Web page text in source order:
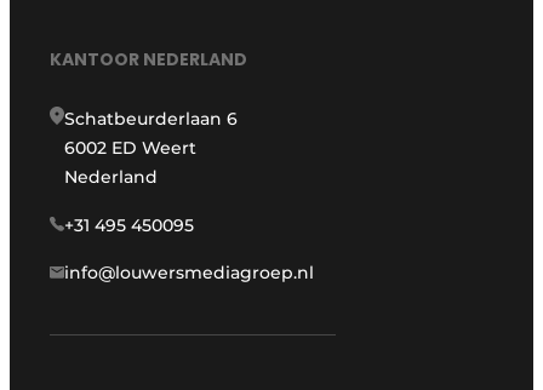
KANTOOR NEDERLAND
Schatbeurderlaan 6
6002 ED Weert
Nederland
+31 495 450095
info@louwersmediagroep.nl